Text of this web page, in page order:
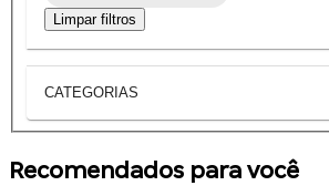
Limpar filtros
CATEGORIAS
Recomendados para você